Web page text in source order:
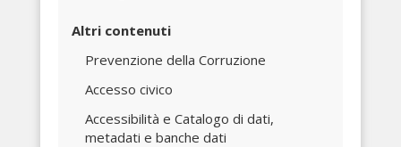
Altri contenuti
Prevenzione della Corruzione
Accesso civico
Accessibilità e Catalogo di dati,
metadati e banche dati